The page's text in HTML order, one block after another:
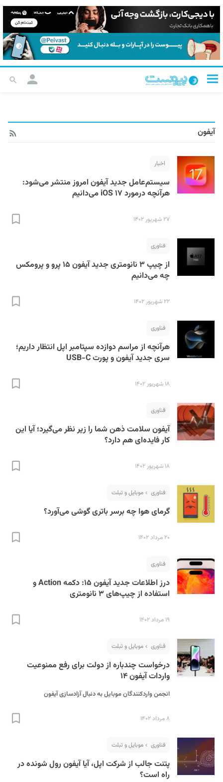
آیفون
اخبار
سیستم‌عامل جدید آیفون امروز منتشر می‌شود:
هرآنچه درمورد iOS ۱۷ می‌دانیم
۲۷ شهریور ۱۴۰۲
فناوری
از چیپ‌ ۳ نانومتری جدید آیفون ۱۵ پرو و پرومکس
چه می‌دانیم
۲۲ شهریور ۱۴۰۲
فناوری
هرآنچه از مراسم دوازده سپتامبر اپل انتظار داریم؛
سری جدید آیفون و پورت USB-C
۱۸ شهریور ۱۴۰۲
فناوری
آیفون سلامت ذهن شما را زیر نظر می‌گیرد؛ آیا این
کار فایده‌ای هم دارد؟
۱۸ شهریور ۱۴۰۲
فناوری موبایل و تبلت
گرمای هوا چه برسر باتری گوشی می‌آورد؟
۲۰ مرداد ۱۴۰۲
فناوری
درز اطلاعات جدید آیفون ۱۵: دکمه Action و
استفاده از چیپ‌های ۳ نانومتری
۱۹ مرداد ۱۴۰۲
فناوری موبایل و تبلت
درخواست چندباره از دولت برای رفع ممنوعیت
واردات آیفون ۱۴
انجمن واردکنندگان موبایل به دنبال آزادسازی آیفون
۸ مرداد ۱۴۰۲
فناوری موبایل و تبلت
پتنت جالب از شرکت اپل، آیا آیفون رول شونده در
راه است؟